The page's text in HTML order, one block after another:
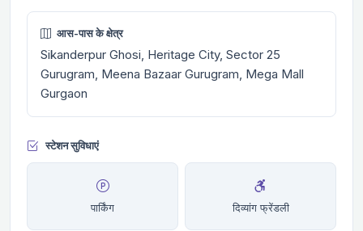
आस-पास के क्षेत्र
Sikanderpur Ghosi, Heritage City, Sector 25
Gurugram, Meena Bazaar Gurugram, Mega Mall
Gurgaon
स्टेशन सुविधाएं
पार्किंग दिव्यांग फ्रेंडली